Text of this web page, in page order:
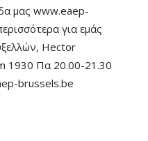
μας www.eaep-
για εμάς
Hector
1930 Πα 20.00-21.30
brussels.be